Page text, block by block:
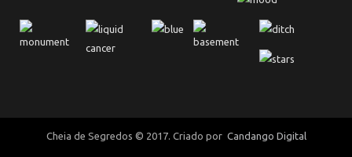
Cheia de Segredos © 2017. Criado por Candango Digital